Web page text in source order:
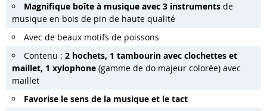
Magnifique boîte à musique avec 3 instruments de
musique en bois de pin de haute qualité
Avec de beaux motifs de poissons
Contenu : 2 hochets, 1 tambourin avec clochettes et
maillet, 1 xylophone (gamme de do majeur colorée) avec
maillet
Favorise le sens de la musique et le tact